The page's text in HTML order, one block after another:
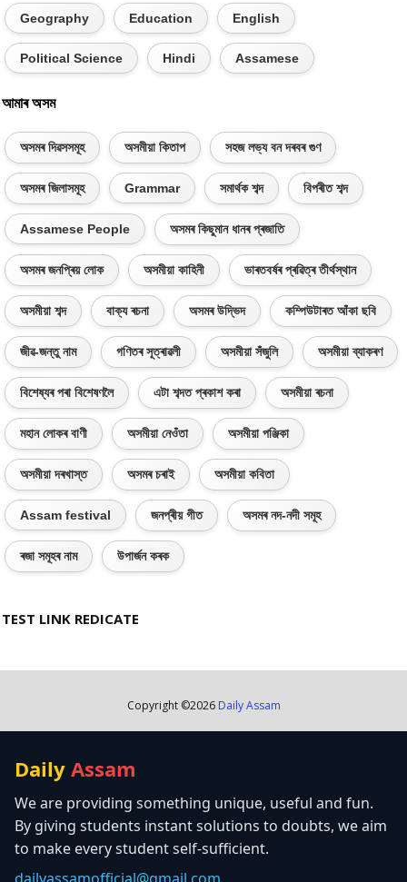
Geography Education English
Political Science Hindi Assamese
আমাৰ অসম
অসমৰ দিৱসসমূহ অসমীয়া কিতাপ সহজ লভ্য বন দৰবৰ গুণ
অসমৰ জিলাসমূহ Grammar সমাৰ্থক শব্দ বিপৰীত শব্দ
Assamese People অসমৰ কিছুমান ধানৰ প্ৰজাতি
অসমৰ জনপ্ৰিয় লোক অসমীয়া কাহিনী ভাৰতবৰ্ষৰ প্ৰৱিত্ৰ তীৰ্থস্থান
অসমীয়া শব্দ বাক্য ৰচনা অসমৰ উদ্ভিদ কম্পিউটাৰত আঁকা ছবি
জীৱ-জন্তু নাম গণিতৰ সূত্ৰাৱলী অসমীয়া সঁজুলি অসমীয়া ব্যাকৰণ
বিশেষ্যৰ পৰা বিশেষণলৈ এটা শব্দত প্ৰকাশ কৰা অসমীয়া ৰচনা
মহান লোকৰ বাণী অসমীয়া নেওঁতা অসমীয়া পঞ্জিকা
অসমীয়া দৰখাস্ত অসমৰ চৰাই অসমীয়া কবিতা
Assam festival জনপ্ৰীয় গীত অসমৰ নদ-নদী সমূহ
ৰজা সমূহৰ নাম উপাৰ্জন কৰক
TEST LINK REDICATE
Copyright ©2026 Daily Assam
Daily Assam
We are providing something unique, useful and fun.
By giving students instant solutions to doubts, we aim
to make every student self-sufficient.